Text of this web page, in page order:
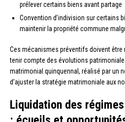
prélever certains biens avant partage
Convention d’indivision sur certains
maintenir la propriété commune
Ces mécanismes préventifs doivent être
tenir compte des évolutions
matrimonial quinquennal, réalisé par un
d’ajuster la stratégie matrimoniale aux
Liquidation des